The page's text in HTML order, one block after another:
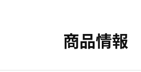
商品情報